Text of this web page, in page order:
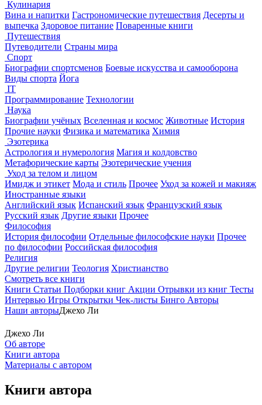
Кулинария
Вина и напитки Гастрономические путешествия Десерты и
выпечка Здоровое питание Поваренные книги
Путешествия
Путеводители Страны мира
Спорт
Биографии спортсменов Боевые искусства и самооборона
Виды спорта Йога
IT
Программирование Технологии
Наука
Биографии учёных Вселенная и космос Животные История
Прочие науки Физика и математика Химия
Эзотерика
Астрология и нумерология Магия и колдовство
Метафорические карты Эзотерические учения
Уход за телом и лицом
Имидж и этикет Мода и стиль Прочее Уход за кожей и макияж
Иностранные языки
Английский язык Испанский язык Французский язык
Русский язык Другие языки Прочее
Философия
История философии Отдельные философские науки Прочее
по философии Российская философия
Религия
Другие религии Теология Христианство
Смотреть все книги
Книги Статьи Подборки книг Акции Отрывки из книг Тесты
Интервью Игры Открытки Чек-листы Бинго Авторы
Наши авторыДжехо Ли
Джехо Ли
Об авторе
Книги автора
Материалы с автором
Книги автора